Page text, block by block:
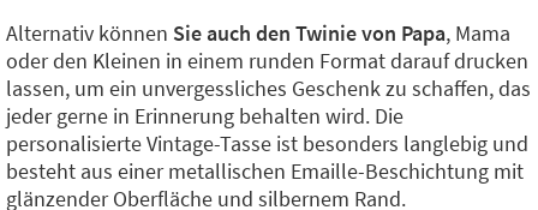
Alternativ können Sie auch den Twinie von Papa, Mama
oder den Kleinen in einem runden Format darauf drucken
lassen, um ein unvergessliches Geschenk zu schaffen, das
jeder gerne in Erinnerung behalten wird. Die
personalisierte Vintage-Tasse ist besonders langlebig und
besteht aus einer metallischen Emaille-Beschichtung mit
glänzender Oberfläche und silbernem Rand.